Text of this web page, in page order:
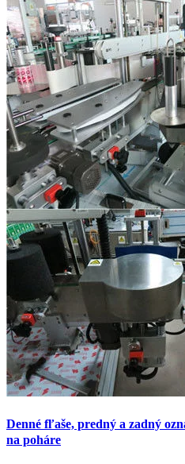
Denné fľaše, predný a zadný
na poháre